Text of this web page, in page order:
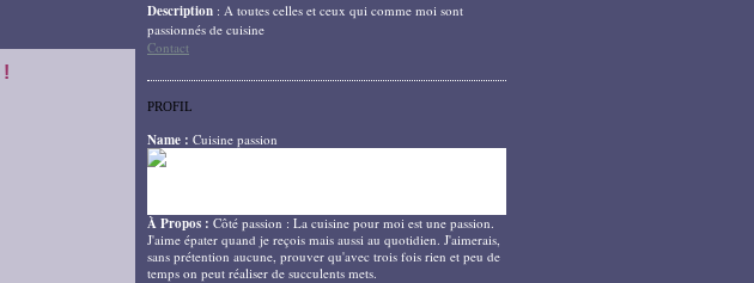
Description : A toutes celles et ceux qui comme moi sont
passionnés de cuisine
Contact
PROFIL
Name : Cuisine passion
À Propos : Côté passion : La cuisine pour moi est une passion.
J'aime épater quand je reçois mais aussi au quotidien. J'aimerais,
sans prétention aucune, prouver qu'avec trois fois rien et peu de
temps on peut réaliser de succulents mets.